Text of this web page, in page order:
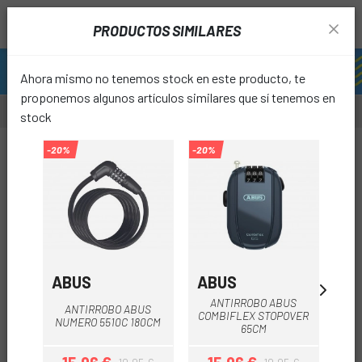
PRODUCTOS SIMILARES
Ahora mismo no tenemos stock en este producto, te
proponemos algunos artículos similares que sí tenemos en
stock
-20%
ABUS
ANTIRROBO ABUS
NUMERO 5510C 180CM
-20%
ABUS
ANTIRROBO ABUS
COMBIFLEX STOPOVER
65CM